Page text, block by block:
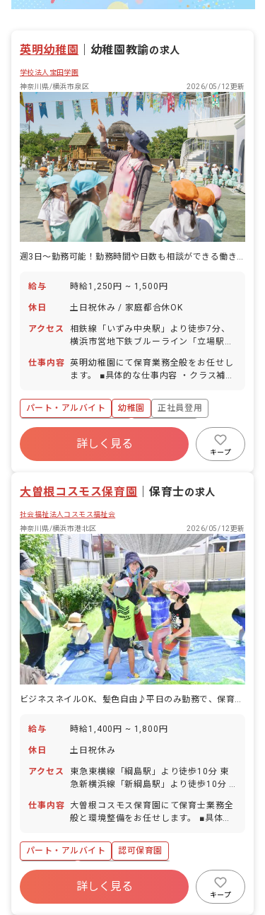
英明幼稚園 幼稚園教諭の求人
学校法人宝田学園
神奈川県/横浜市泉区
2026/05/12更新
週3日～勤務可能！勤務時間や日数も相談ができる働きやすい職場環境です。
給与 時給1,250円 ~ 1,500円
休日 土日祝休み / 家庭都合休OK
アクセス
相鉄線「いずみ中央駅」より徒歩7分、
横浜市営地下鉄ブルーライン「立場駅」
OK（無料駐輪場あり）、車通勤は応相
談（無料駐車場あり）
仕事内容 英明幼稚園にて保育業務全般をお任せし
ます。 ■具体的な仕事内容 ・クラス補助
配膳 ・預かり保育業務全般：おやつの配
膳、遊びの見守り、排泄の補助 ・保護者
への園児引き渡し
パート・アルバイト 幼稚園
正社員登用
寮・住宅・家賃補助あり
社会保険完備
有給
福利厚生充実
詳しく見る
キープ
大曽根コスモス保育園 ｜保育士の求人
社会福祉法人コスモス福祉会
神奈川県/横浜市港北区
2026/05/12更新
ビジネスネイルOK、髪色自由♪平日のみ勤務で、保育もオシャレも楽しめます
給与 時給1,400円 ~ 1,800円
休日 土日祝休み
アクセス
東急東横線「綱島駅」より徒歩10分 東
急新横浜線「新綱島駅」より徒歩10分 ■
仕事内容
大曽根コスモス保育園にて保育士業務全
般と環境整備をお任せします。 ■具体的
をお願いします。 ・環境整備や園内の掃
除、洗濯などもお願いしています。
パート・アルバイト
認可保育園
正社員登用
ボーナス・賞与あり
有給
残業少なめ
詳しく見る
キープ